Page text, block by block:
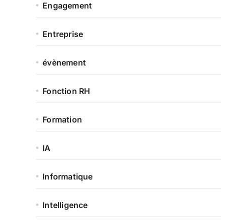
Engagement
Entreprise
évènement
Fonction RH
Formation
IA
Informatique
Intelligence